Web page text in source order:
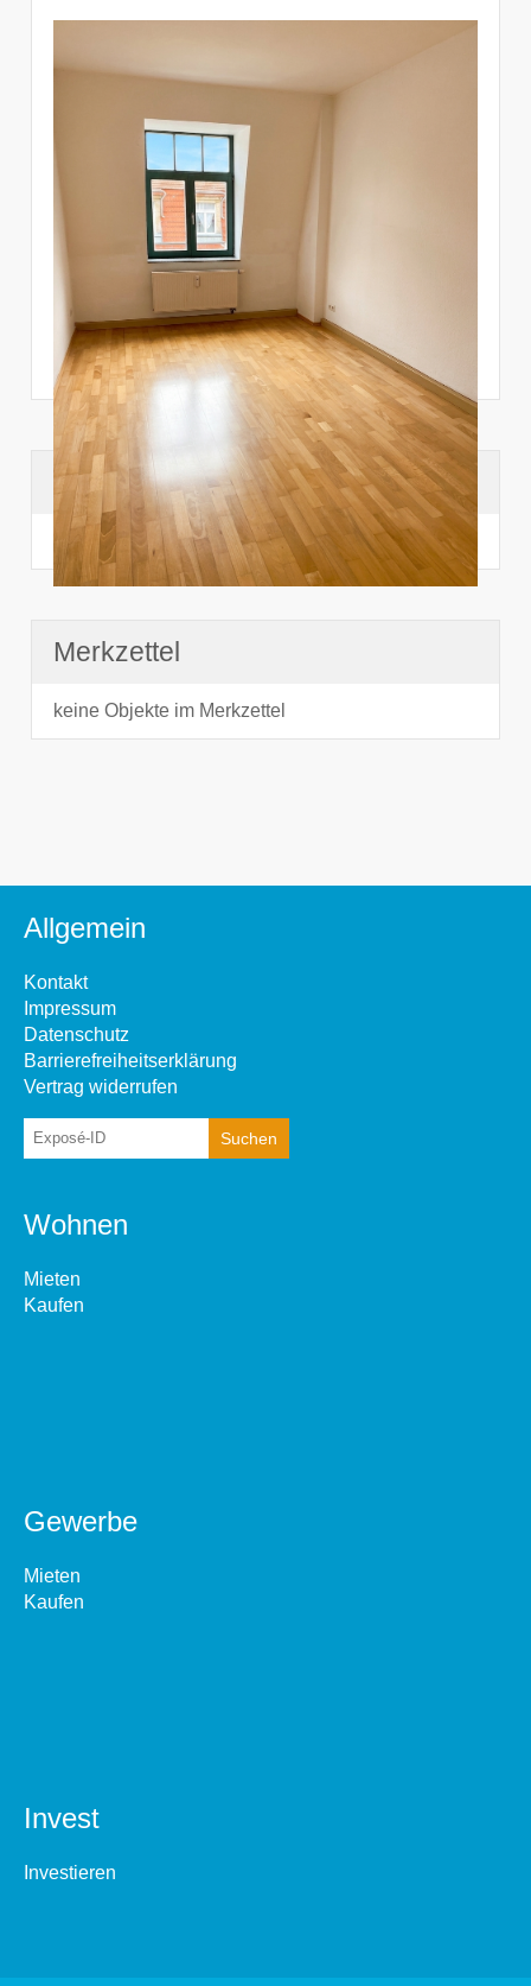
Suchhistorie
noch nichts angesehen
Merkzettel
keine Objekte im Merkzettel
Allgemein
Kontakt
Impressum
Datenschutz
Barrierefreiheitserklärung
Vertrag widerrufen
Wohnen
Mieten
Kaufen
Gewerbe
Mieten
Kaufen
Invest
Investieren